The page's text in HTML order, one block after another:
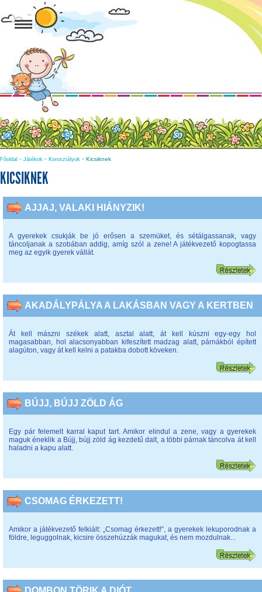
Főoldal - Játékok - Korosztályok - Kicsiknek
KICSIKNEK
AJJAJ, VALAKI HIÁNYZIK!
A gyerekek csukják be jó erősen a szemüket, és sétálgassanak, vagy
táncoljanak a szobában addig, amíg szól a zene! A játékvezető kopogtassa
meg az egyik gyerek vállát.
AKADÁLYPÁLYA A LAKÁSBAN VAGY A KERTBEN
Át kell mászni székek alatt, asztal alatt, át kell kúszni egy-egy hol
magasabban, hol alacsonyabban kifeszített madzag alatt, párnákból épített
alagúton, vagy át kell kelni a patakba dobott köveken.
BÚJJ, BÚJJ ZÖLD ÁG
Egy pár felemelt karral kaput tart. Amikor elindul a zene, vagy a gyerekek
maguk éneklik a Bújj, bújj zöld ág kezdetű dalt, a többi párnak táncolva át kell
haladni a kapu alatt.
CSOMAG ÉRKEZETT!
Amikor a játékvezető felkiált: „Csomag érkezett!”, a gyerekek lekuporodnak a
földre, leguggolnak, kicsire összehúzzák magukat, és nem mozdulnak...